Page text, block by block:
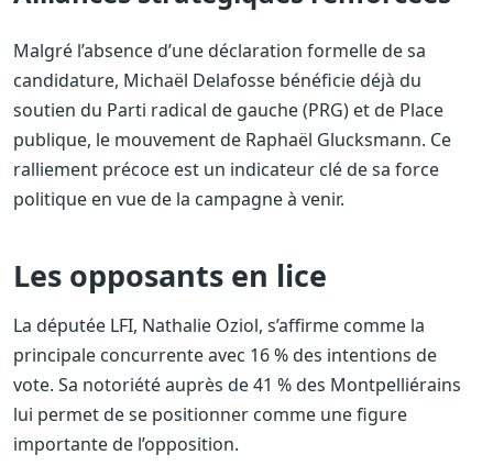
Malgré l’absence d’une déclaration formelle de sa
candidature, Michaël Delafosse bénéficie déjà du
soutien du Parti radical de gauche (PRG) et de Place
publique, le mouvement de Raphaël Glucksmann. Ce
ralliement précoce est un indicateur clé de sa force
politique en vue de la campagne à venir.
Les opposants en lice
La députée LFI, Nathalie Oziol, s’affirme comme la
principale concurrente avec 16 % des intentions de
vote. Sa notoriété auprès de 41 % des Montpelliérains
lui permet de se positionner comme une figure
importante de l’opposition.